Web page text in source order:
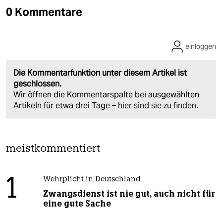
0 Kommentare
Die Kommentarfunktion unter diesem Artikel ist
geschlossen.
Wir öffnen die Kommentarspalte bei ausgewählten
Artikeln für etwa drei Tage – hier sind sie zu finden.
einloggen
meistkommentiert
1 Wehrplicht in Deutschland
Zwangsdienst ist nie gut, auch nicht für
eine gute Sache